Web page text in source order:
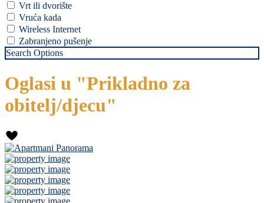
Vrt ili dvorište
Vruća kada
Wireless Internet
Zabranjeno pušenje
Search Options
Oglasi u "Prikladno za
obitelj/djecu"